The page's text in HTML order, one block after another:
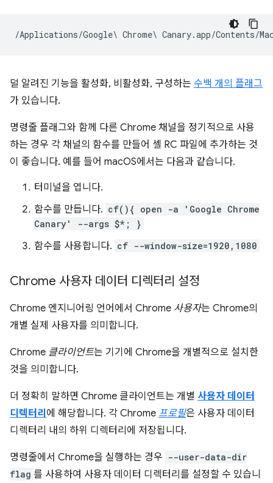
덜 알려진 기능을 활성화, 비활성화, 구성하는 수백 개의 플래그
가 있습니다.
명령줄 플래그와 함께 다른 Chrome 채널을 정기적으로 사용
하는 경우 각 채널의 함수를 만들어 셸 RC 파일에 추가하는 것
이 좋습니다. 예를 들어 macOS에서는 다음과 같습니다.
터미널을 엽니다.
함수를 만듭니다. cf(){ open -a 'Google Chrome
Canary' --args $*; }
함수를 사용합니다. cf --window-size=1920,1080
Chrome 사용자 데이터 디렉터리 설정
Chrome 엔지니어링 언어에서 Chrome 사용자는 Chrome의
개별 실제 사용자를 의미합니다.
Chrome 클라이언트는 기기에 Chrome을 개별적으로 설치한
것을 의미합니다.
더 정확히 말하면 Chrome 클라이언트는 개별 사용자 데이터
디렉터리 에 해당합니다. 각 Chrome 프로필은 사용자 데이터
디렉터리 내의 하위 디렉터리에 저장됩니다.
명령줄에서 Chrome을 실행하는 경우 --user-data-dir
flag 를 사용하여 사용자 데이터 디렉터리를 설정할 수 있습니